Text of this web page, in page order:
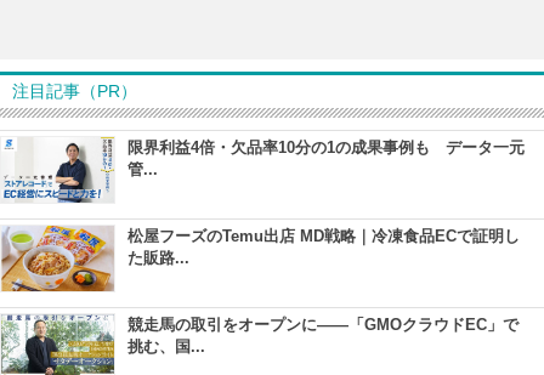
注目記事（PR）
限界利益4倍・欠品率10分の1の成果事例も データ一元
管...
松屋フーズのTemu出店 MD戦略｜冷凍食品ECで証明し
た販路...
競走馬の取引をオープンに――「GMOクラウドEC」で
挑む、国...